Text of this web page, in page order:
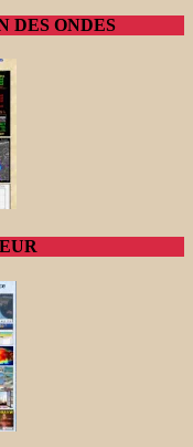
DES ONDES